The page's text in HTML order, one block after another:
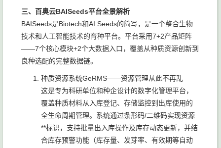
三、百奥云BAISeeds平台全景解析
BAISeeds是Biotech和AI Seeds的简写，是一个整合生物
技术和人工智能技术的育种平台。平台采用7+2产品矩阵
——7个核心模块+2个大数据入口，覆盖从种质资源创新到
良种选配的完整数据链。
种质资源系统GeRMS——资源管理从此不再乱
这是专为科研单位和种企设计的数字化管理平台，
覆盖种质材料从入库登记、存储监控到出库使用的
全生命周期管理。系统通过条形码/二维码实现资源
**标识，支持批量出入库操作及库存动态更新，并结
合库存预警功能（库存量、发芽率、有效期等自动